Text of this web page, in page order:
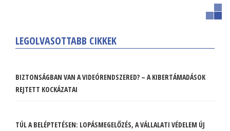
LEGOLVASOTTABB CIKKEK
BIZTONSÁGBAN VAN A VIDEÓRENDSZERED? – A KIBERTÁMADÁSOK
REJTETT KOCKÁZATAI
TÚL A BELÉPTETÉSEN: LOPÁSMEGELŐZÉS, A VÁLLALATI VÉDELEM ÚJ